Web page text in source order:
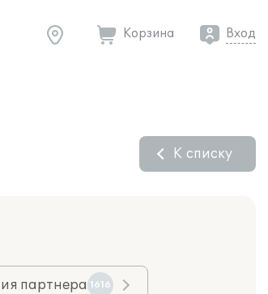
Корзина Вход
К списку
партнера 1616